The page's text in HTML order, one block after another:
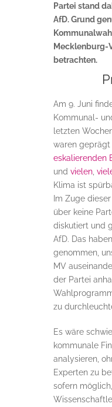
Partei stand
AfD. Grund
Mecklenburg-
betrachten.
Am 9. Juni
Kommunal-
letzten
waren geprägt
eskalierenden
und vielen,
Klima ist
Im Zuge
über keine
diskutiert und
AfD. Das
genommen,
MV
der Partei
zu
Es wäre
kommunale
analysieren,
Experten zu
sofern